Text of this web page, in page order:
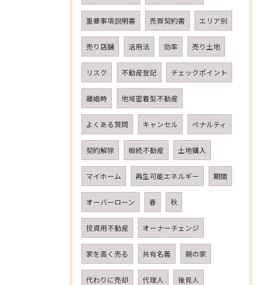
重要事項説明書 売買契約書 エリア別
売り店舗 活用法 効率 売り土地
リスク 不動産登記 チェックポイント
離婚時 地域密着型不動産
よくある質問 キャンセル ペナルティ
契約解除 相続不動産 土地購入
マイホーム 再生可能エネルギー 期間
オーバーローン 春 秋
投資用不動産 オーナーチェンジ
家を高く売る 共有名義 親の家
代わりに売却 代理人 後見人